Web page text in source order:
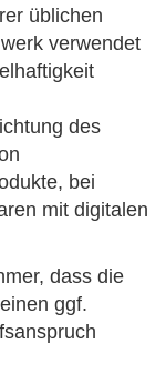
üblichen
verwendet
des
bei
mit digitalen
dass die
ggf.